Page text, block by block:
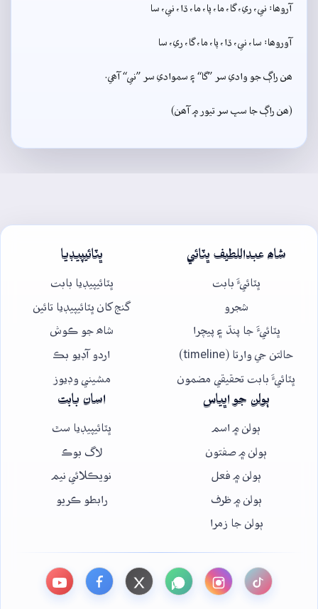
آروھا: ني، ري، گا، ما، پا، ما، ڌا، ني، سا
آوروھا: سا، ني، ڌا، پا، ما، گا، ري، سا
ھن راڳ جو وادي سر ”گا“ ۽ سموادي سر ”ني“ آھي.
(ھن راڳ جا سڀ سر تيور ۾ آھن)
شاھ عبداللطيف ڀٽائي
ڀٽائيءَ بابت
شجرو
ڀٽائيءَ جا پنڌ ۽ پيچرا
حالتن جي وارتا (timeline)
ڀٽائيءَ بابت تحقيقي مضمون
ڀٽائيپيڊيا
ڀٽائيپيڊيا بابت
گنج کان ڀٽائيپيڊيا تائين
شاھ جو ڪوش
اردو آڊيو بڪ
مشيني وڊيوز
ٻولن جو اڀياس
ٻولن ۾ اسم
ٻولن ۾ صفتون
ٻولن ۾ فعل
ٻولن ۾ ظرف
ٻولن جا زمرا
اسان بابت
ڀٽائيپيڊيا سٿ
لاگ بوڪ
نويڪلائي نيم
رابطو ڪريو